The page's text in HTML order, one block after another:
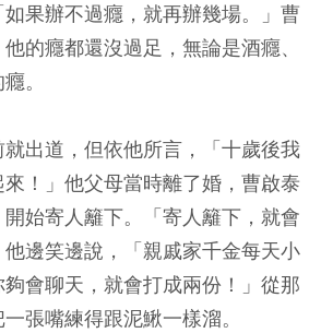
果辦不過癮，就再辦幾場。」曹
的癮都還沒過足，無論是酒癮、
。
出道，但依他所言，「十歲後我
！」他父母當時離了婚，曹啟泰
始寄人籬下。「寄人籬下，就會
邊笑邊說，「親戚家千金每天小
會聊天，就會打成兩份！」從那
張嘴練得跟泥鰍一樣溜。